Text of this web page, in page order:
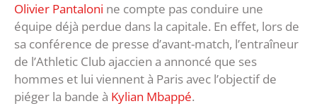
Olivier Pantaloni ne compte pas conduire une
équipe déjà perdue dans la capitale. En effet, lors de
sa conférence de presse d’avant-match, l’entraîneur
de l’Athletic Club ajaccien a annoncé que ses
hommes et lui viennent à Paris avec l’objectif de
piéger la bande à Kylian Mbappé.